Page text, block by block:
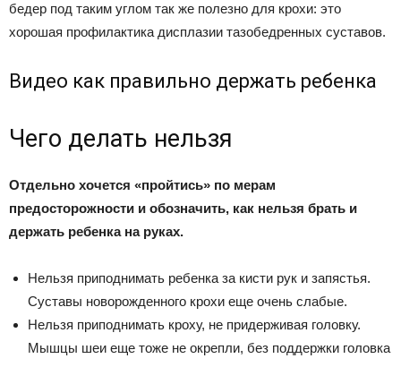
бедер под таким углом так же полезно для крохи: это
хорошая профилактика дисплазии тазобедренных суставов.
Видео как правильно держать ребенка
Чего делать нельзя
Отдельно хочется «пройтись» по мерам
предосторожности и обозначить, как нельзя брать и
держать ребенка на руках.
Нельзя приподнимать ребенка за кисти рук и запястья.
Суставы новорожденного крохи еще очень слабые.
Нельзя приподнимать кроху, не придерживая головку.
Мышцы шеи еще тоже не окрепли, без поддержки головка